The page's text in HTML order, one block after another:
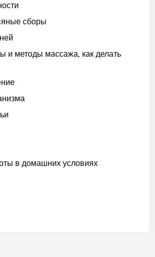
сборы
методы массажа, как делать
в домашних условиях